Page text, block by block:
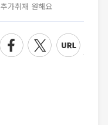
추가취재 원해요